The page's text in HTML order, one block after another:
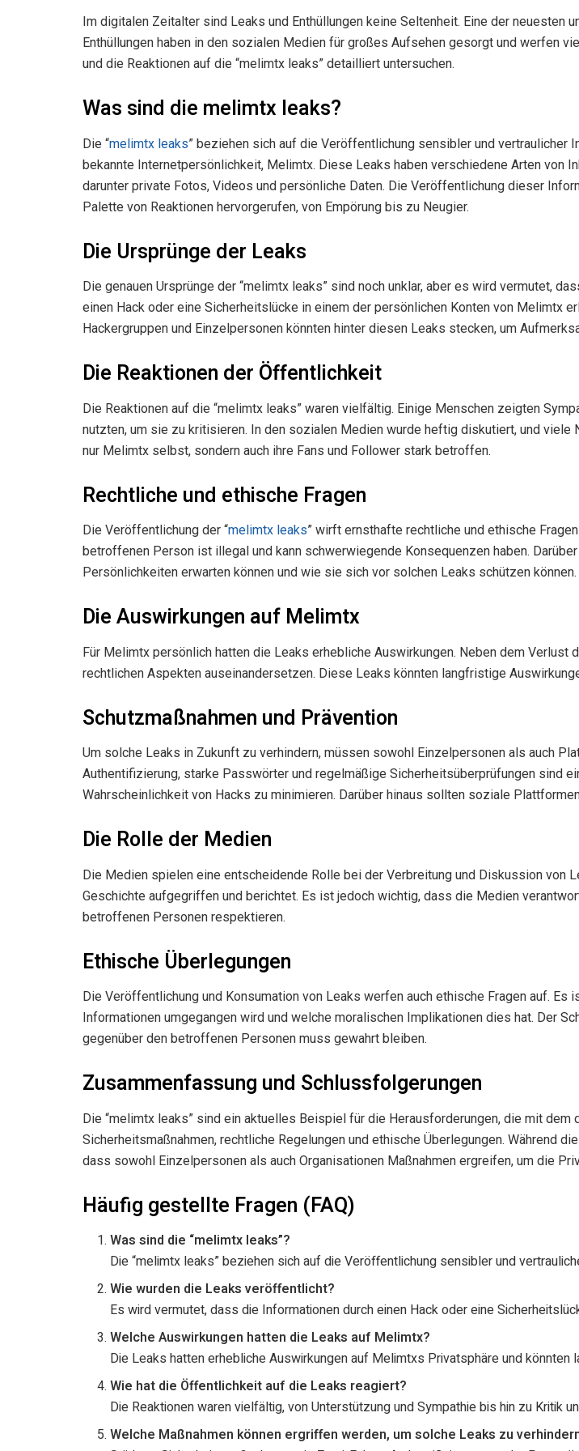
Im digitalen Zeitalter sind Leaks und Enthüllungen keine Seltenheit. Eine der neuesten
Enthüllungen haben in den sozialen Medien für großes Aufsehen gesorgt und werfen
und die Reaktionen auf die “melimtx leaks” detailliert untersuchen.
Was sind die melimtx leaks?
Die “melimtx leaks” beziehen sich auf die Veröffentlichung sensibler und vertraulicher
bekannte Internetpersönlichkeit, Melimtx. Diese Leaks haben verschiedene Arten von
darunter private Fotos, Videos und persönliche Daten. Die Veröffentlichung dieser
Palette von Reaktionen hervorgerufen, von Empörung bis zu Neugier.
Die Ursprünge der Leaks
Die genauen Ursprünge der “melimtx leaks” sind noch unklar, aber es wird vermutet,
einen Hack oder eine Sicherheitslücke in einem der persönlichen Konten von Melimtx
Hackergruppen und Einzelpersonen könnten hinter diesen Leaks stecken, um
Die Reaktionen der Öffentlichkeit
Die Reaktionen auf die “melimtx leaks” waren vielfältig. Einige Menschen zeigten
nutzten, um sie zu kritisieren. In den sozialen Medien wurde heftig diskutiert, und
nur Melimtx selbst, sondern auch ihre Fans und Follower stark betroffen.
Rechtliche und ethische Fragen
Die Veröffentlichung der “melimtx leaks” wirft ernsthafte rechtliche und ethische
betroffenen Person ist illegal und kann schwerwiegende Konsequenzen haben.
Persönlichkeiten erwarten können und wie sie sich vor solchen Leaks schützen können.
Die Auswirkungen auf Melimtx
Für Melimtx persönlich hatten die Leaks erhebliche Auswirkungen. Neben dem
rechtlichen Aspekten auseinandersetzen. Diese Leaks könnten langfristige
Schutzmaßnahmen und Prävention
Um solche Leaks in Zukunft zu verhindern, müssen sowohl Einzelpersonen als auch
Authentifizierung, starke Passwörter und regelmäßige Sicherheitsüberprüfungen sind
Wahrscheinlichkeit von Hacks zu minimieren. Darüber hinaus sollten soziale
Die Rolle der Medien
Die Medien spielen eine entscheidende Rolle bei der Verbreitung und Diskussion von
Geschichte aufgegriffen und berichtet. Es ist jedoch wichtig, dass die Medien
betroffenen Personen respektieren.
Ethische Überlegungen
Die Veröffentlichung und Konsumation von Leaks werfen auch ethische Fragen auf.
Informationen umgegangen wird und welche moralischen Implikationen dies hat. Der
gegenüber den betroffenen Personen muss gewahrt bleiben.
Zusammenfassung und Schlussfolgerungen
Die “melimtx leaks” sind ein aktuelles Beispiel für die Herausforderungen, die mit
Sicherheitsmaßnahmen, rechtliche Regelungen und ethische Überlegungen.
dass sowohl Einzelpersonen als auch Organisationen Maßnahmen ergreifen, um die
Häufig gestellte Fragen (FAQ)
Was sind die “melimtx leaks”?
Die “melimtx leaks” beziehen sich auf die Veröffentlichung sensibler und
Wie wurden die Leaks veröffentlicht?
Es wird vermutet, dass die Informationen durch einen Hack oder eine
Welche Auswirkungen hatten die Leaks auf Melimtx?
Die Leaks hatten erhebliche Auswirkungen auf Melimtxs Privatsphäre und
Wie hat die Öffentlichkeit auf die Leaks reagiert?
Die Reaktionen waren vielfältig, von Unterstützung und Sympathie bis hin zu Kritik
Welche Maßnahmen können ergriffen werden, um solche Leaks zu